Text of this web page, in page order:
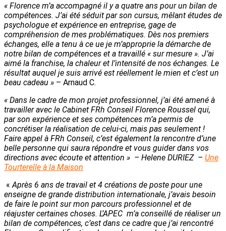
« Florence m’a accompagné il y a quatre ans pour un bilan de
compétences. J’ai été séduit par son cursus, mêlant études de
psychologue et expérience en entreprise, gage de
compréhension de mes problématiques. Dès nos premiers
échanges, elle a tenu à ce ue je m’approprie la démarche de
notre bilan de compétences et a travaillé « sur mesure ». J’ai
aimé la franchise, la chaleur et l’intensité de nos échanges. Le
résultat auquel je suis arrivé est réellement le mien et c’est un
beau cadeau » – Arnaud C.
« Dans le cadre de mon projet professionnel, j’ai été amené à
travailler avec le Cabinet FRh Conseil Florence Roussel qui,
par son expérience et ses compétences m’a permis de
concrétiser la réalisation de celui-ci, mais pas seulement !
Faire appel à FRh Conseil, c’est également la rencontre d’une
belle personne qui saura répondre et vous guider dans vos
directions avec écoute et attention » – Helene DURIEZ – Une
Tourterelle à la Maison
«Après 6 ans de travail et 4 créations de poste pour une
enseigne de grande distribution internationale, j’avais besoin
de faire le point sur mon parcours professionnel et de
réajuster certaines choses. L’APEC m’a conseillé de réaliser un
bilan de compétences, c’est dans ce cadre que j’ai rencontré